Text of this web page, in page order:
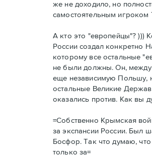
же не доходило, но
самостоятельным игроком
А кто это "европейцы"? )))
России создал конкретно
которому все остальные
не были должны. Он, между
еще независимую Польшу,
остальные Великие
оказались против. Как вы
=Собственно Крымская
за экспансии России. Был
Босфор. Так что думаю,
только за=